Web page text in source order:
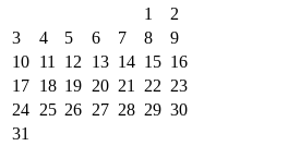
1
2
3
4 5 6 7 8
9
10 11 12 13 14 15 16
17 18 19 20 21 22 23
24 25 26 27 28 29 30
31